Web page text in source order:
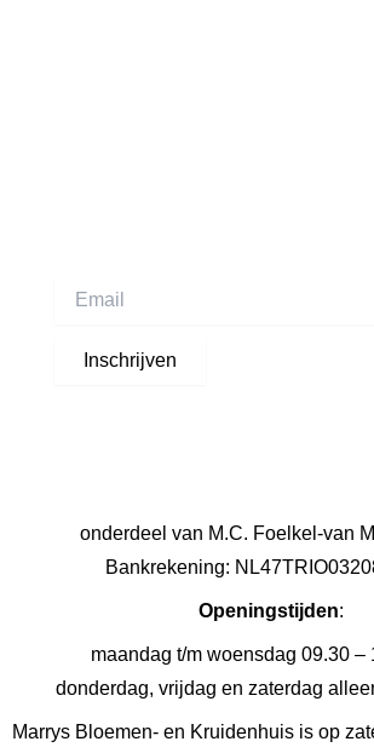
Inschrijven
onderdeel van M.C. Foelkel-van
Bankrekening:
Openingstijden:
maandag t/m woensdag 09.30 –
donderdag, vrijdag en zaterdag
Marrys Bloemen- en Kruidenhuis is op